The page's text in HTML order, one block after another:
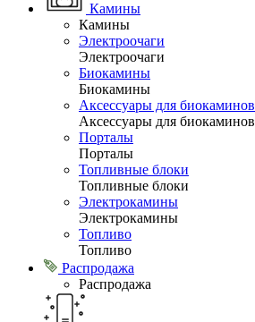
Камины
Камины
Электроочаги
Электроочаги
Биокамины
Биокамины
Аксессуары для биокаминов
Аксессуары для биокаминов
Порталы
Порталы
Топливные блоки
Топливные блоки
Электрокамины
Электрокамины
Топливо
Топливо
Распродажа
Распродажа